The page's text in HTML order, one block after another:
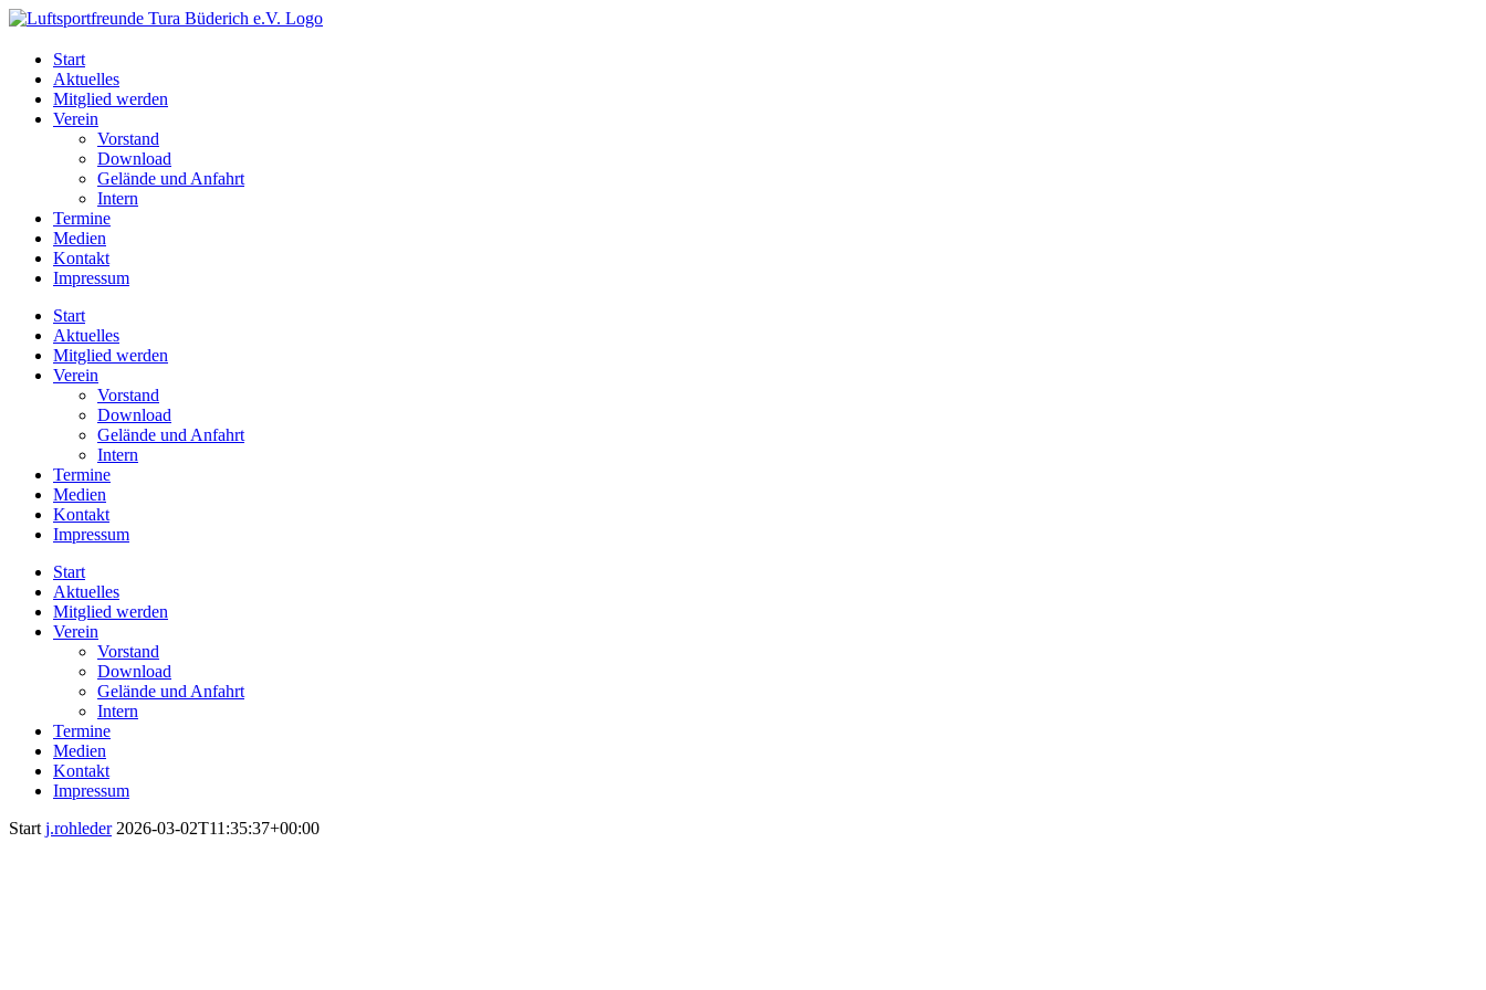
Start
Aktuelles
Mitglied werden
Verein
Vorstand
Download
Gelände und Anfahrt
Intern
Termine
Medien
Kontakt
Impressum
Start
Aktuelles
Mitglied werden
Verein
Vorstand
Download
Gelände und Anfahrt
Intern
Termine
Medien
Kontakt
Impressum
Start
Aktuelles
Mitglied werden
Verein
Vorstand
Download
Gelände und Anfahrt
Intern
Termine
Medien
Kontakt
Impressum
Start j.rohleder 2026-03-02T11:35:37+00:00